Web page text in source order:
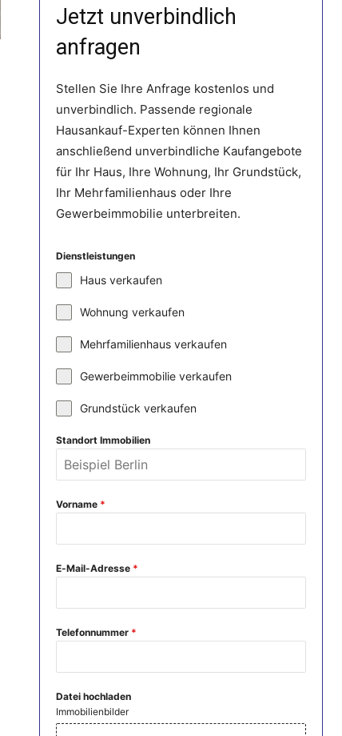
Jetzt unverbindlich
anfragen
Stellen Sie Ihre Anfrage kostenlos und
unverbindlich. Passende regionale
Hausankauf-Experten können Ihnen
anschließend unverbindliche Kaufangebote
für Ihr Haus, Ihre Wohnung, Ihr Grundstück,
Ihr Mehrfamilienhaus oder Ihre
Gewerbeimmobilie unterbreiten.
Dienstleistungen
Haus verkaufen
Wohnung verkaufen
Mehrfamilienhaus verkaufen
Gewerbeimmobilie verkaufen
Grundstück verkaufen
Standort Immobilien
Vorname *
E-Mail-Adresse *
Telefonnummer *
Datei hochladen
Immobilienbilder